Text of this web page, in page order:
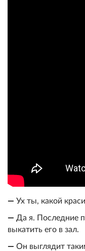
— Ух ты, какой
— Да я. Последние
выкатить его в зал.
— Он выглядит